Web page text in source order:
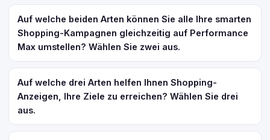
Auf welche beiden Arten können Sie alle Ihre smarten
Shopping-Kampagnen gleichzeitig auf Performance
Max umstellen? Wählen Sie zwei aus.
Auf welche drei Arten helfen Ihnen Shopping-
Anzeigen, Ihre Ziele zu erreichen? Wählen Sie drei
aus.